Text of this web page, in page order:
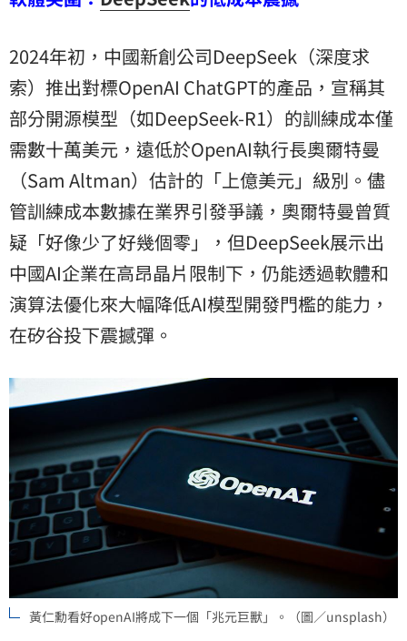
2024年初，中國新創公司DeepSeek（深度求
索）推出對標OpenAI ChatGPT的產品，宣稱其
部分開源模型（如DeepSeek-R1）的訓練成本僅
需數十萬美元，遠低於OpenAI執行長奧爾特曼
（Sam Altman）估計的「上億美元」級別。儘
管訓練成本數據在業界引發爭議，奧爾特曼曾質
疑「好像少了好幾個零」，但DeepSeek展示出
中國AI企業在高昂晶片限制下，仍能透過軟體和
演算法優化來大幅降低AI模型開發門檻的能力，
在矽谷投下震撼彈。
黃仁勳看好openAI將成下一個「兆元巨獸」。（圖／unsplash）